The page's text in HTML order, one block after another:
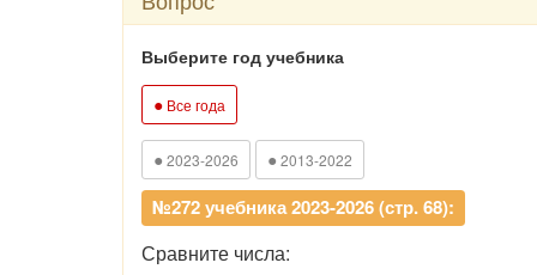
Выберите год учебника
● Все года
● 2023-2026 ● 2013-2022
№272 учебника 2023-2026 (стр. 68):
Сравните числа: